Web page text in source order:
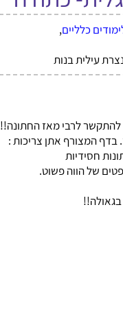
כלליים,
עילית בנות
להתקשר לרבי מאז החתונה!!
בדף המצורף אתן צריכות :
חסידיות